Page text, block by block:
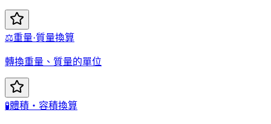
⚖️重量·質量換算
轉換重量、質量的單位
🧪體積・容積換算